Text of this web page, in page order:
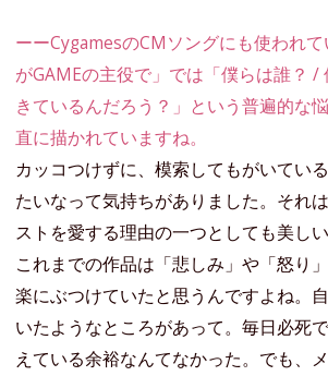
ーーCygamesのCMソングにも使われ
がGAMEの主役で」では「僕らは誰？ /
きているんだろう？」という普遍的な
直に描かれていますね。
カッコつけずに、模索してもがいてい
たいなって気持ちがありました。それ
ストを愛する理由の一つとしても美し
これまでの作品は「悲しみ」や「怒り
楽にぶつけていたと思うんですよね。
いたようなところがあって。毎日必死
えている余裕なんてなかった。でも、